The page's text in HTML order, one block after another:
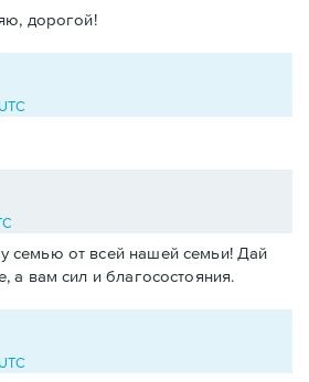
дорогой!
семью от всей нашей семьи! Дай
а вам сил и благосостояния.